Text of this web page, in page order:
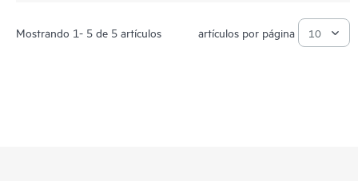
Mostrando 1- 5 de 5 artículos artículos por página